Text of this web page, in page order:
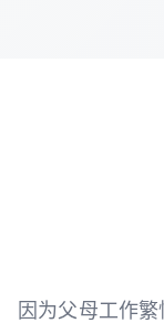
因为父母工作